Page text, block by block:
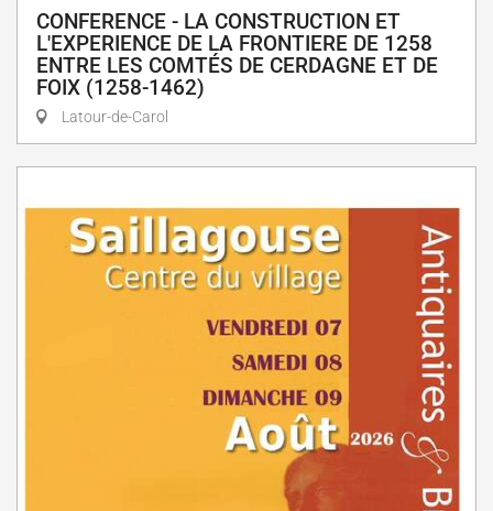
CONFERENCE - LA CONSTRUCTION ET
L'EXPERIENCE DE LA FRONTIERE DE 1258
ENTRE LES COMTÉS DE CERDAGNE ET DE
FOIX (1258-1462)
Latour-de-Carol